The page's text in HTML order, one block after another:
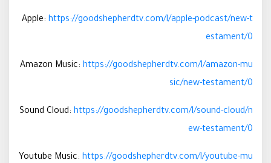
Apple: https://goodshepherdtv.com/l/apple-podcast/new-t
estament/0
Amazon Music: https://goodshepherdtv.com/l/amazon-mu
sic/new-testament/0
Sound Cloud: https://goodshepherdtv.com/l/sound-cloud/n
ew-testament/0
Youtube Music: https://goodshepherdtv.com/l/youtube-mu